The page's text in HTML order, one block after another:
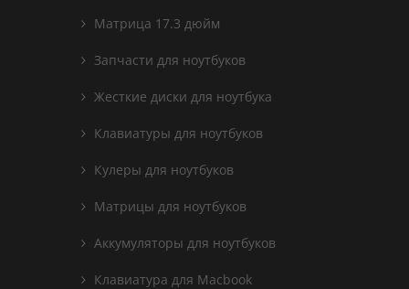
Матрица 17.3 дюйм
Запчасти для ноутбуков
Жесткие диски для ноутбука
Клавиатуры для ноутбуков
Кулеры для ноутбуков
Матрицы для ноутбуков
Аккумуляторы для ноутбуков
Клавиатура для Macbook